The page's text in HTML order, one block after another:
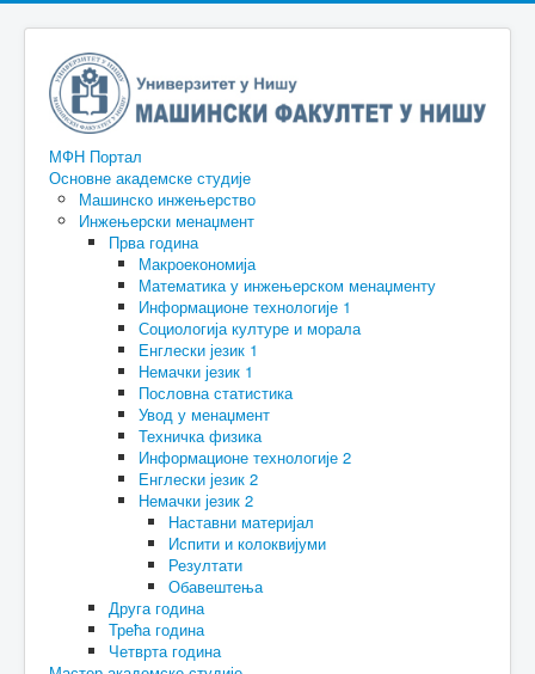
МФН Портал
Основне академске студије
Машинско инжењерство
Инжењерски менаџмент
Прва година
Макроекономија
Математика у инжењерском менаџменту
Информационе технологије 1
Социологија културе и морала
Енглески језик 1
Немачки језик 1
Пословна статистика
Увод у менаџмент
Техничка физика
Информационе технологије 2
Енглески језик 2
Немачки језик 2
Наставни материјал
Испити и колоквијуми
Резултати
Обавештења
Друга година
Трећа година
Четврта година